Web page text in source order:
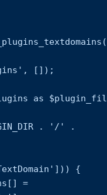
[]);
. '/' .
{